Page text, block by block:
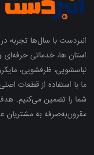
انبردست با سال‌ها تجربه
استان ها، خدماتی
لباسشویی، ظرفشویی،
ما با استفاده از قطعات
شما را تضمین می‌کنیم. هدف
مقرون‌به‌صرفه به مشتریان